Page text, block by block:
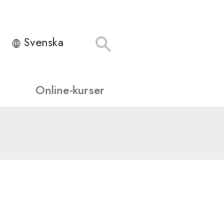
Svenska
Online-kurser